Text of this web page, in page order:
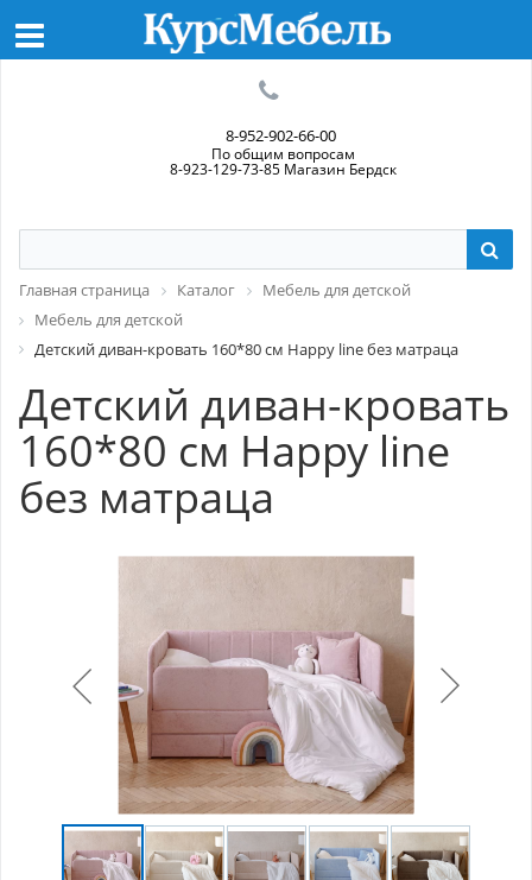
8-952-902-66-00
По общим вопросам
8-923-129-73-85 Магазин Бердск
Главная страница Каталог
Мебель для детской
Мебель для детской
Детский диван-кровать 160*80 см Happy line без матраца
Детский диван-кровать
160*80 см Happy line
без матраца